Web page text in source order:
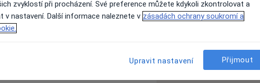
informace o svých službách.
zvyklostí při procházení. Své preference můžete kdykoli zkontrolovat a
v nastavení. Další informace naleznete v zásadách ochrany soukromí a
Upravit nastavení Přijmout